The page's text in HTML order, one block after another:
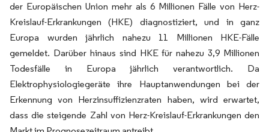
der Europäischen Union mehr als 6 Millionen Fälle von Herz-
Kreislauf-Erkrankungen (HKE) diagnostiziert, und in ganz
Europa wurden jährlich nahezu 11 Millionen HKE-Fälle
gemeldet. Darüber hinaus sind HKE für nahezu 3,9 Millionen
Todesfälle in Europa jährlich verantwortlich. Da
Elektrophysiologiegeräte ihre Hauptanwendungen bei der
Erkennung von Herzinsuffizienzraten haben, wird erwartet,
dass die steigende Zahl von Herz-Kreislauf-Erkrankungen den